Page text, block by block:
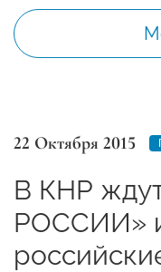
22 Октября 2015
В КНР
РОССИИ»